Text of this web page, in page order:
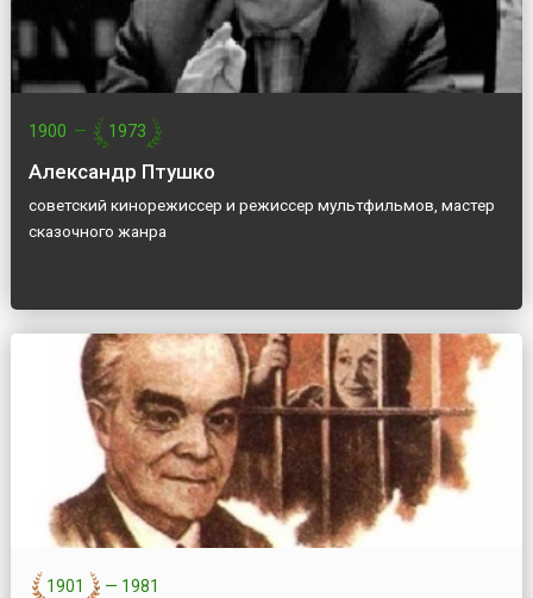
1900 — 1973
Александр Птушко
советский кинорежиссер и режиссер мультфильмов, мастер
сказочного жанра
1901 — 1981